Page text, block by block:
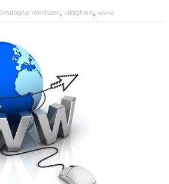
rendszer, világháló, www